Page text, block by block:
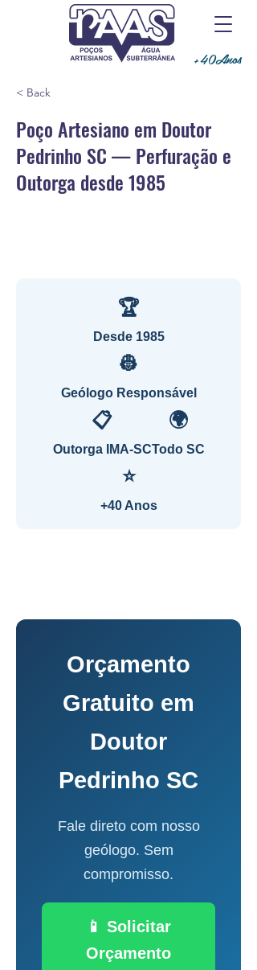
+40Anos
< Back
Poço Artesiano em Doutor
Pedrinho SC — Perfuração e
Outorga desde 1985
🏆
Desde 1985
👷
Geólogo Responsável
📋
Outorga IMA-SC
🌍
Todo SC
⭐
+40 Anos
Orçamento
Gratuito em
Doutor
Pedrinho SC
Fale direto com nosso
geólogo. Sem
compromisso.
📱 Solicitar
Orçamento